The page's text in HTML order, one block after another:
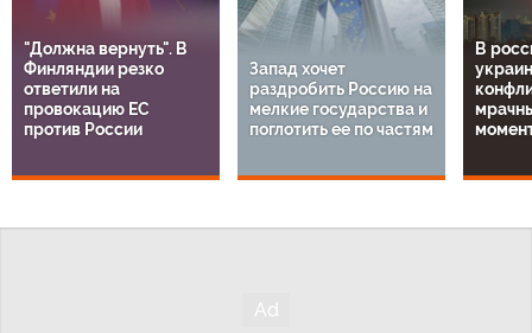
"Должна вернуть". В
Финляндии резко
ответили на
провокацию ЕС
против России
Запад хочет
раздробить Россию на
мелкие государства и
поглотить ее по частям
В